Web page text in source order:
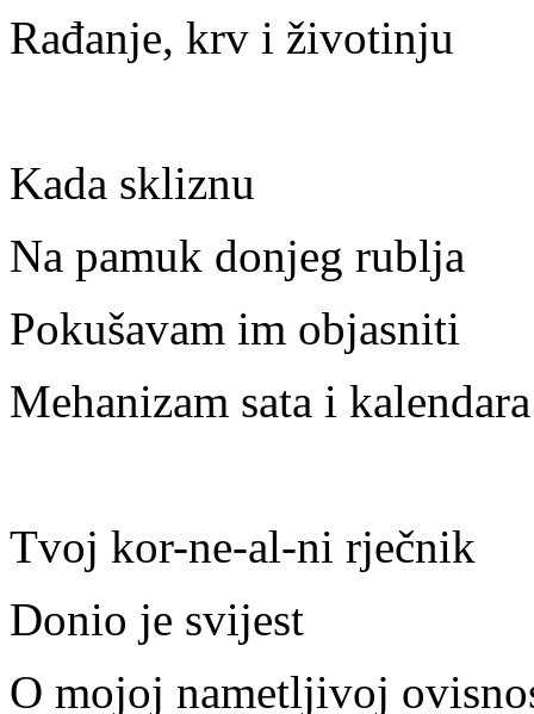
Rađanje, krv i životinju
Kada skliznu
Na pamuk donjeg rublja
Pokušavam im objasniti
Mehanizam sata i kalendara
Tvoj kor-ne-al-ni rječnik
Donio je svijest
O mojoj nametljivoj